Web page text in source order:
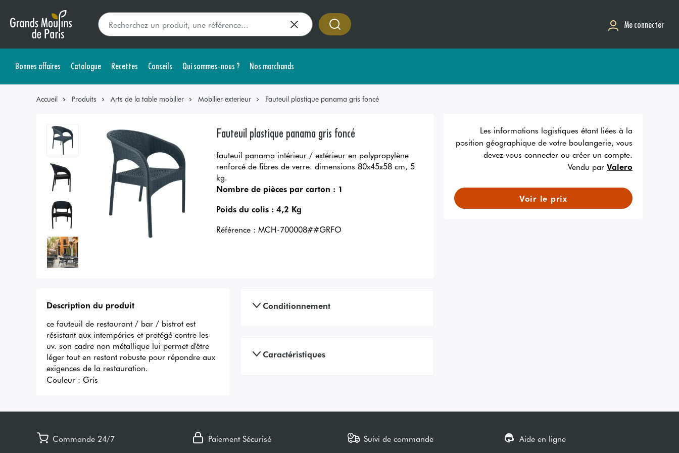
Me connecter
Bonnes affaires Catalogue Recettes Conseils Qui sommes-nous ? Nos marchands
Accueil Produits Arts de la table mobilier Mobilier exterieur Fauteuil plastique panama gris foncé
Fauteuil plastique panama gris foncé
fauteuil panama intérieur / extérieur en polypropylène
renforcé de fibres de verre. dimensions 80x45x58 cm, 5
kg.
Nombre de pièces par carton : 1
Poids du colis : 4,2 Kg
Référence : MCH-700008##GRFO
Les informations logistiques étant liées à la
position géographique de votre boulangerie, vous
devez vous connecter ou créer un compte.
Vendu par Valero
Voir le prix
Description du produit
ce fauteuil de restaurant / bar / bistrot est
résistant aux intempéries et protégé contre les
uv. son cadre non métallique lui permet d'être
léger tout en restant robuste pour répondre aux
exigences de la restauration.
Couleur : Gris
Conditionnement
Caractéristiques
Commande 24/7 Paiement Sécurisé Suivi de commande Aide en ligne